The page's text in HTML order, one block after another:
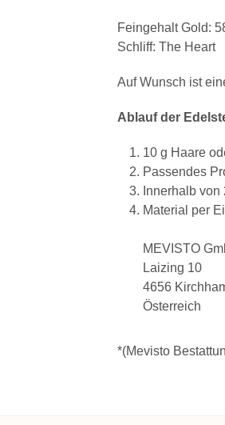
Feingehalt Gold:
Schliff: The Heart
Auf Wunsch ist
Ablauf der
10 g Haare
Passendes
Innerhalb
Material per
MEVISTO
Laizing 10
4656
Österreich
*(Mevisto